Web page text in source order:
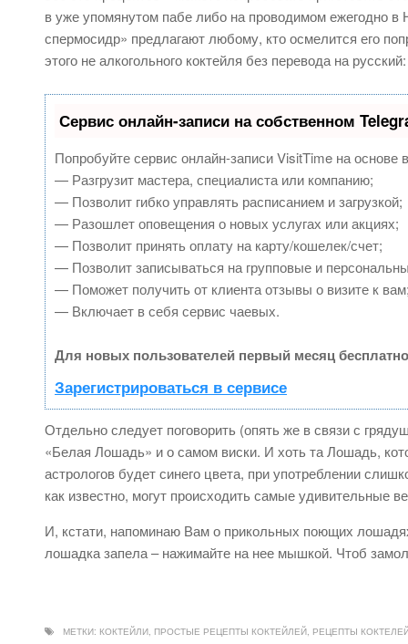
в уже упомянутом пабе либо на проводимом ежегодно
спермосидр» предлагают любому, кто осмелится его
этого не алкогольного коктейля без перевода на
Сервис онлайн-записи на собственном
Попробуйте сервис онлайн-записи VisitTime на основе
— Разгрузит мастера, специалиста или компанию;
— Позволит гибко управлять расписанием и загрузкой;
— Разошлет оповещения о новых услугах или акциях;
— Позволит принять оплату на карту/кошелек/счет;
— Позволит записываться на групповые и
— Поможет получить от клиента отзывы о визите к
— Включает в себя сервис чаевых.
Для новых пользователей первый месяц
Зарегистрироваться в сервисе
Отдельно следует поговорить (опять же в связи с
«Белая Лошадь» и о самом виски. И хоть та Лошадь,
астрологов будет синего цвета, при употреблении
как известно, могут происходить самые удивительные
И, кстати, напоминаю Вам о прикольных поющих
лошадка запела – нажимайте на нее мышкой. Чтоб
МЕТКИ: КОКТЕЙЛИ ПРОСТЫЕ РЕЦЕПТЫ КОКТЕЙЛЕЙ РЕЦЕПТЫ